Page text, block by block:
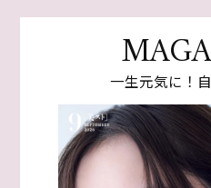
一生元気に！